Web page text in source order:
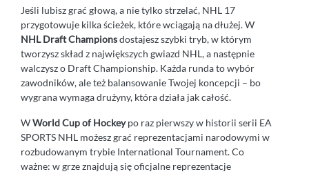
Jeśli lubisz grać głową, a nie tylko strzelać, NHL 17
przygotowuje kilka ścieżek, które wciągają na dłużej. W
NHL Draft Championsdostajesz szybki tryb, w którym
tworzysz skład z największych gwiazd NHL, a następnie
walczysz o Draft Championship. Każda runda to wybór
zawodników, ale też balansowanie Twojej koncepcji – bo
wygrana wymaga drużyny, która działa jak całość.
WWorld Cup of Hockeypo raz pierwszy w historii serii EA
SPORTS NHL możesz grać reprezentacjami narodowymi w
rozbudowanym trybie International Tournament. Co
ważne: w grze znajdują się oficjalne reprezentacje